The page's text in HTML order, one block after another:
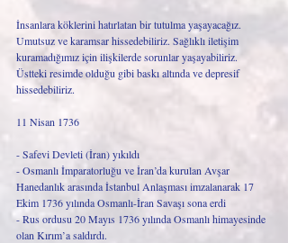
İnsanlara köklerini hatırlatan bir tutulma yaşayacağız.
Umutsuz ve karamsar hissedebiliriz. Sağlıklı iletişim
kuramadığımız için ilişkilerde sorunlar yaşayabiliriz.
Üstteki resimde olduğu gibi baskı altında ve depresif
hissedebiliriz.
11 Nisan 1736
- Safevi Devleti (İran) yıkıldı
- Osmanlı İmparatorluğu ve İran’da kurulan Avşar
Hanedanlık arasında İstanbul Anlaşması imzalanarak 17
Ekim 1736 yılında Osmanlı-İran Savaşı sona erdi
- Rus ordusu 20 Mayıs 1736 yılında Osmanlı himayesinde
olan Kırım’a saldırdı.